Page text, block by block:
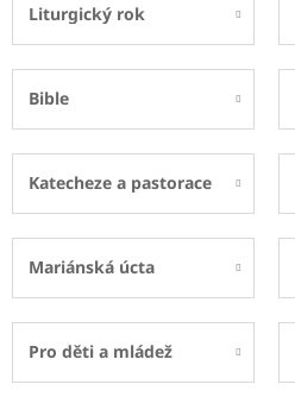
Liturgický rok
Bible
Katecheze a pastorace
Mariánská úcta
Pro děti a mládež